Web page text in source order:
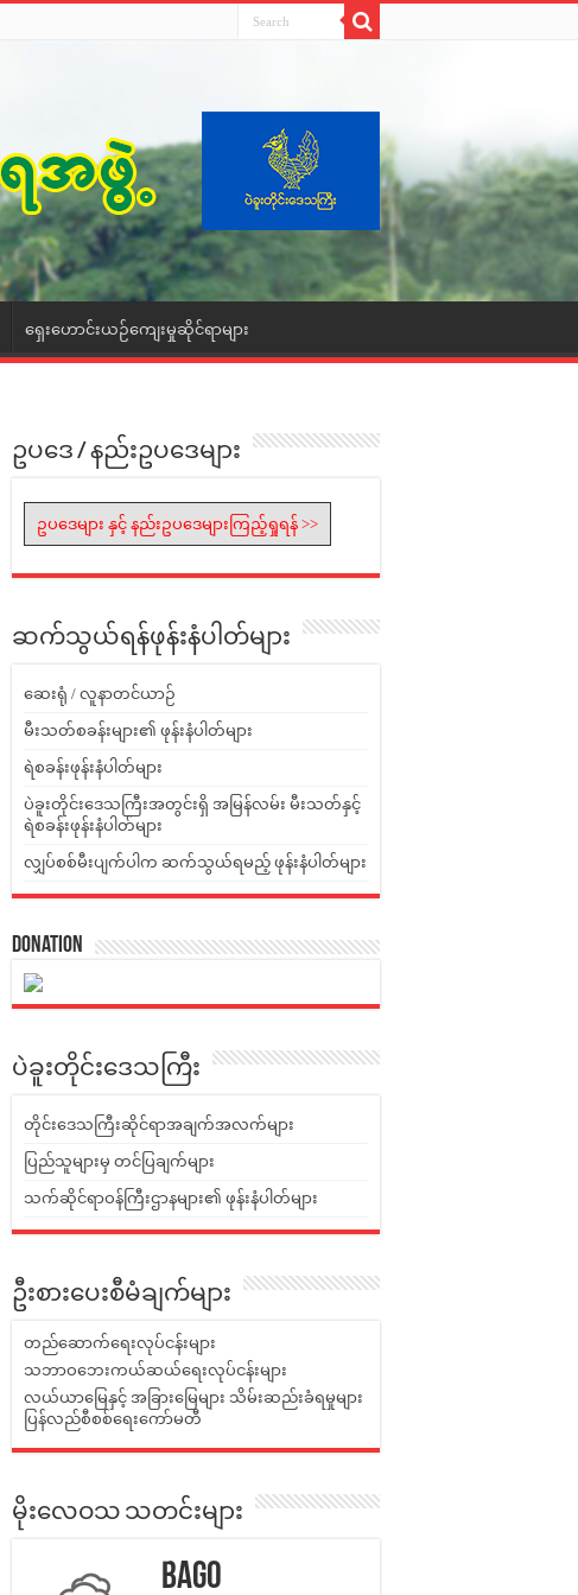
ရှေးဟောင်းယဉ်ကျေးမှုဆိုင်ရာများ
ဥပဒေ / နည်းဥပဒေများ
ဥပဒေများ နှင့် နည်းဥပဒေများကြည့်ရှုရန် >>
ဆက်သွယ်ရန်ဖုန်းနံပါတ်များ
ဆေးရုံ / လူနာတင်ယာဉ်
မီးသတ်စခန်းများ၏ ဖုန်းနံပါတ်များ
ရဲစခန်းဖုန်းနံပါတ်များ
ပဲခူးတိုင်းဒေသကြီးအတွင်းရှိ အမြန်လမ်း မီးသတ်နှင့်
ရဲစခန်းဖုန်းနံပါတ်များ
လျှပ်စစ်မီးပျက်ပါက ဆက်သွယ်ရမည့် ဖုန်းနံပါတ်များ
Donation
ပဲခူးတိုင်းဒေသကြီး
တိုင်းဒေသကြီးဆိုင်ရာအချက်အလက်များ
ပြည်သူများမှ တင်ပြချက်များ
သက်ဆိုင်ရာဝန်ကြီးဌာနများ၏ ဖုန်းနံပါတ်များ
ဦးစားပေးစီမံချက်များ
တည်ဆောက်ရေးလုပ်ငန်းများ
သဘာဝဘေးကယ်ဆယ်ရေးလုပ်ငန်းများ
လယ်ယာမြေနှင့် အခြားမြေများ သိမ်းဆည်းခံရမှုများ
ပြန်လည်စီစစ်ရေးကော်မတီ
မိုးလေဝသ သတင်းများ
Bago